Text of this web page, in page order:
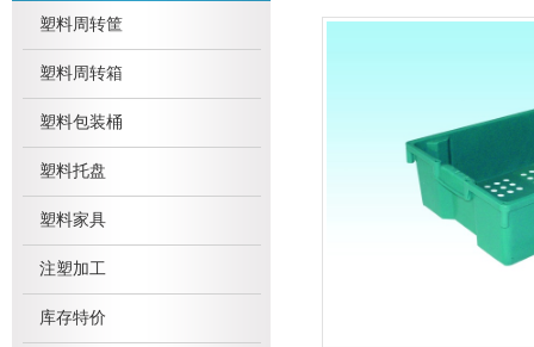
塑料周转筐
塑料周转箱
塑料包装桶
塑料托盘
塑料家具
注塑加工
库存特价